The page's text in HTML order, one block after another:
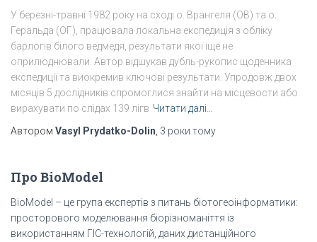
У березні-травні 1982 року на сході о. Врангеля (ОВ) та о.
Геральда (ОГ), працювала локальна експедиція з обліку
барлогів білого ведмедя, результати якої іще не
оприлюднювали. Автор відшукав дубль-рукопис щоденника
експедиції та виокремив ключові результати. Упродовж двох
місяців 5 дослідників спромоглися знайти на місцевости або
вирахувати по слідах 139 лігв Читати далі…
Автором Vasyl Prydatko-Dolin 3 роки тому
Про BioModel
BioModel – це група експертів з питань біотогеоінформатики:
просторового моделювання біорізноманіття із
використанням ГІС-технологій, даних дистанційного